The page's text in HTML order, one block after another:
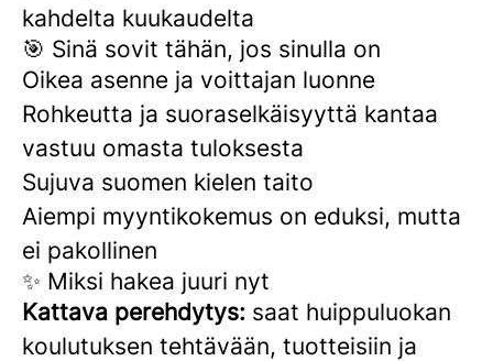
kahdelta kuukaudelta
🎯 Sinä sovit tähän, jos sinulla on
Oikea asenne ja voittajan luonne
Rohkeutta ja suoraselkäisyyttä kantaa
vastuu omasta tuloksesta
Sujuva suomen kielen taito
Aiempi myyntikokemus on eduksi, mutta
ei pakollinen
✨ Miksi hakea juuri nyt
Kattava perehdytys: saat huippuluokan
koulutuksen tehtävään, tuotteisiin ja